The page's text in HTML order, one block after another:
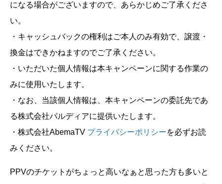
になる場合がございますので、あらかじめご了承くださ
い。
・キャッシュバックの権利はご本人のみ有効で、譲渡・
換金はできかねますのでご了承ください。
・いただいた個人情報は本キャンペーンに関する作業の
みに使用いたします。
・なお、当該個人情報は、本キャンペーンの委託先であ
る株式会社パルディアに提供いたします。
・株式会社AbemaTV プライバシーポリシーを必ずお読
みください。
PPVのチケットがちょっと高いなぁと思った方も多いと